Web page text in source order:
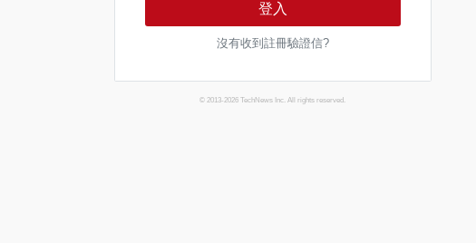
登入
沒有收到註冊驗證信?
© 2013-2026 TechNews Inc. All rights reserved.